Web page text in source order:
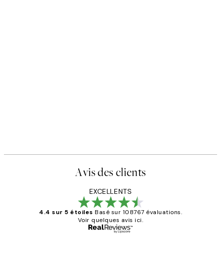
Avis des clients
EXCELLENTS
4.4 sur 5 étoiles Basé sur 108767 évaluations.
Voir quelques avis ici.